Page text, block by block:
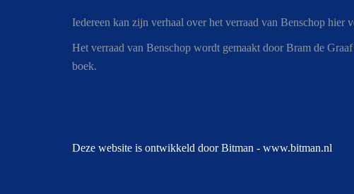
Iedereen kan zijn verhaal over het verraad van Benschop hier
Het verraad van Benschop wordt gemaakt door Bram de
boek.
Deze website is ontwikkeld door Bitman - www.bitman.nl